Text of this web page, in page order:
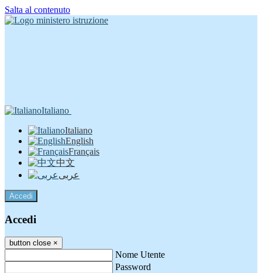
Salta al contenuto
Italiano
Italiano
English
Français
中文
عربى
Accedi
Accedi
button close ×
Nome Utente
Password